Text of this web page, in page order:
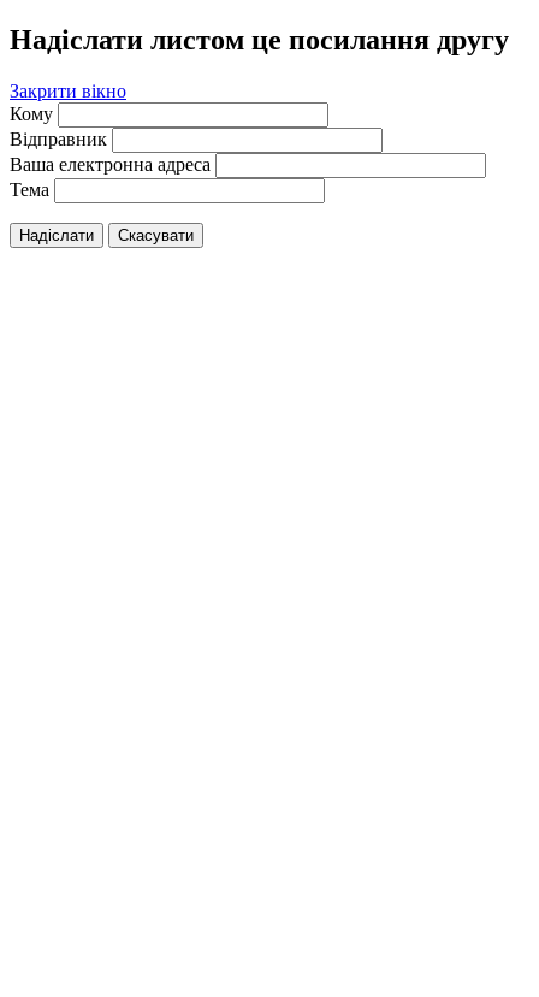
Надіслати листом це посилання другу
Закрити вікно
Кому
Відправник
Ваша електронна адреса
Тема
Надіслати Скасувати